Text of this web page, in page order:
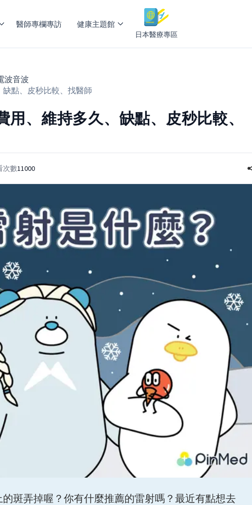
醫師專欄專訪 健康主題館
日本醫療專區
波音波
點、皮秒比較、找醫師
、維持多久、缺點、皮秒比較、
次數11000
斑弄掉喔？你有什麼推薦的雷射嗎？最近有點想去